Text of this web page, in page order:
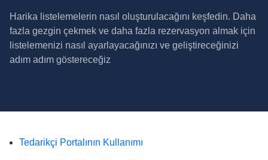
Harika listelemelerin nasıl oluşturulacağını keşfedin. Daha
fazla gezgin çekmek ve daha fazla rezervasyon almak için
listelemenizi nasıl ayarlayacağınızı ve geliştireceğinizi
adım adım göstereceğiz
Tedarikçi Portalının Kullanımı